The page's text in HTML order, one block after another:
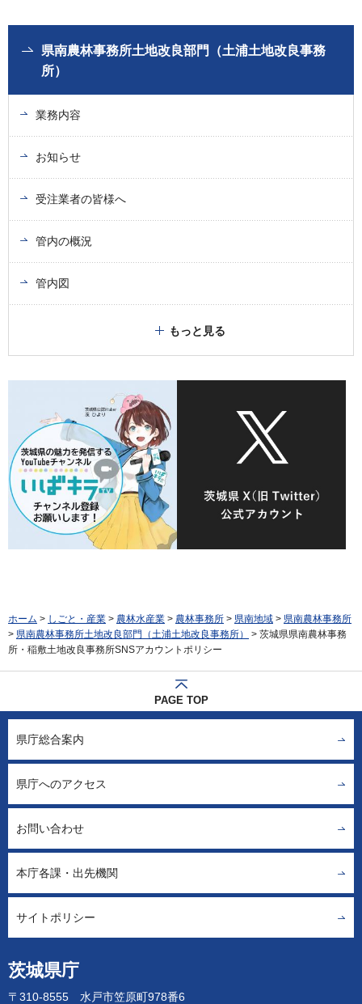
県南農林事務所土地改良部門（土浦土地改良事務
所）
業務内容
お知らせ
受注業者の皆様へ
管内の概況
管内図
もっと見る
ホーム > しごと・産業 > 農林水産業 > 農林事務所 > 県南地域 > 県南農林事務所
> 県南農林事務所土地改良部門（土浦土地改良事務所）
> 茨城県県南農林事務
所・稲敷土地改良事務所SNSアカウントポリシー
PAGE TOP
茨城県庁
〒310-8555 水戸市笠原町978番6
県庁総合案内
県庁へのアクセス
お問い合わせ
本庁各課・出先機関
サイトポリシー